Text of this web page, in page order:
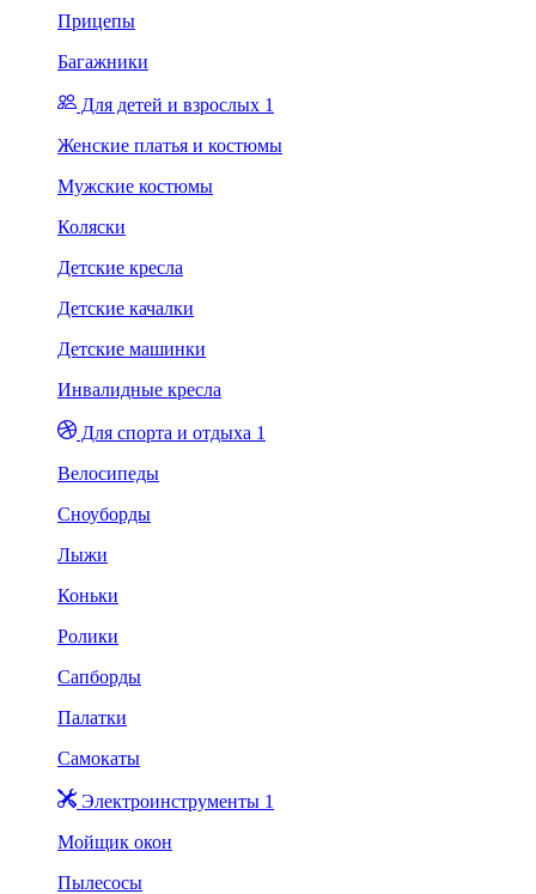
Прицепы
Багажники
Для детей и взрослых 1
Женские платья и костюмы
Мужские костюмы
Коляски
Детские кресла
Детские качалки
Детские машинки
Инвалидные кресла
Для спорта и отдыха 1
Велосипеды
Сноуборды
Лыжи
Коньки
Ролики
Сапборды
Палатки
Самокаты
Электроинструменты 1
Мойщик окон
Пылесосы